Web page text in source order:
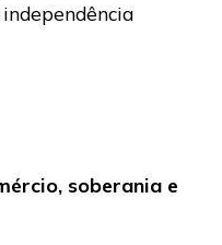
soberania e